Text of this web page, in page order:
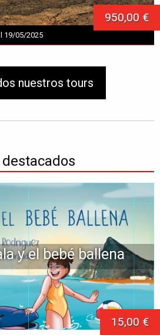
950,00 €
19/05/2025
nuestros tours
y el bebé ballena
15,00 €